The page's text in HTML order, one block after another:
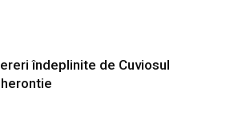
îndeplinite de Cuviosul